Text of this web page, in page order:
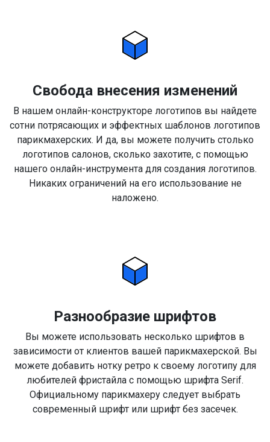
Свобода внесения изменений
В нашем онлайн-конструкторе логотипов вы найдете
сотни потрясающих и эффектных шаблонов логотипов
парикмахерских. И да, вы можете получить столько
логотипов салонов, сколько захотите, с помощью
нашего онлайн-инструмента для создания логотипов.
Никаких ограничений на его использование не
наложено.
Разнообразие шрифтов
Вы можете использовать несколько шрифтов в
зависимости от клиентов вашей парикмахерской. Вы
можете добавить нотку ретро к своему логотипу для
любителей фристайла с помощью шрифта Serif.
Официальному парикмахеру следует выбрать
современный шрифт или шрифт без засечек.